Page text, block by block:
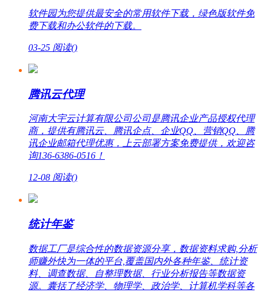
软件园为您提供最安全的常用软件下载，绿色版软件免
费下载和办公软件的下载。
03-25 阅读()
腾讯云代理
河南大宇云计算有限公司公司是腾讯企业产品授权代理
商，提供有腾讯云、腾讯企点、企业QQ、营销QQ、腾
讯企业邮箱代理优惠，上云部署方案免费提供，欢迎咨
询136-6386-0516！
12-08 阅读()
统计年鉴
数据工厂是综合性的数据资源分享，数据资料求购,分析
师赚外快为一体的平台,覆盖国内外各种年鉴、统计资
料、调查数据、自整理数据、行业分析报告等数据资
源。囊括了经济学、物理学、政治学、计算机学科等各